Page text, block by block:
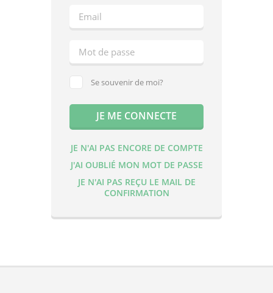
Se souvenir de moi?
JE N'AI PAS ENCORE DE COMPTE
J'AI OUBLIÉ MON MOT DE PASSE
JE N'AI PAS REÇU LE MAIL DE
CONFIRMATION